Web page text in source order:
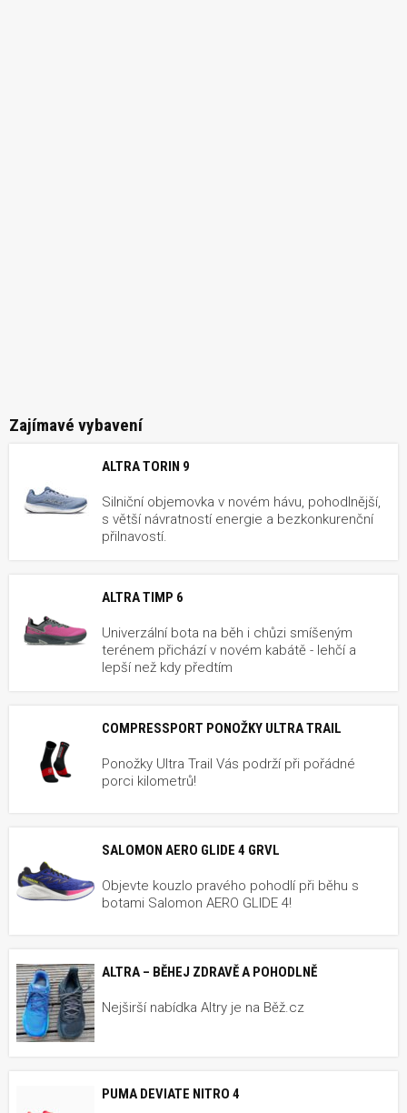
Zajímavé vybavení
ALTRA TORIN 9
Silniční objemovka v novém hávu, pohodlnější,
s větší návratností energie a bezkonkurenční
přilnavostí.
ALTRA TIMP 6
Univerzální bota na běh i chůzi smíšeným
terénem přichází v novém kabátě - lehčí a
lepší než kdy předtím
COMPRESSPORT PONOŽKY ULTRA TRAIL
Ponožky Ultra Trail Vás podrží při pořádné
porci kilometrů!
SALOMON AERO GLIDE 4 GRVL
Objevte kouzlo pravého pohodlí při běhu s
botami Salomon AERO GLIDE 4!
ALTRA – BĚHEJ ZDRAVĚ A POHODLNĚ
Nejširší nabídka Altry je na Běž.cz
PUMA DEVIATE NITRO 4